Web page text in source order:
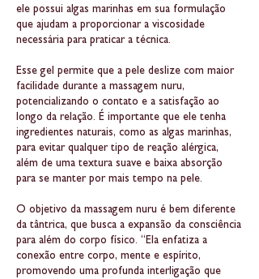
ele possui algas marinhas em sua formulação
que ajudam a proporcionar a viscosidade
necessária para praticar a técnica.
Esse gel permite que a pele deslize com maior
facilidade durante a massagem nuru,
potencializando o contato e a satisfação ao
longo da relação. É importante que ele tenha
ingredientes naturais, como as algas marinhas,
para evitar qualquer tipo de reação alérgica,
além de uma textura suave e baixa absorção
para se manter por mais tempo na pele.
O objetivo da massagem nuru é bem diferente
da tântrica, que busca a expansão da consciência
para além do corpo físico. “Ela enfatiza a
conexão entre corpo, mente e espírito,
promovendo uma profunda interligação que